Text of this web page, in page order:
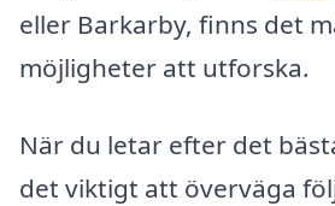
eller Barkarby, finns det
möjligheter att utforska.
När du letar efter det
det viktigt att överväga